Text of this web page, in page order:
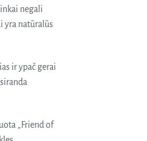
negali
yra natūralūs
ir ypač gerai
„Friend of